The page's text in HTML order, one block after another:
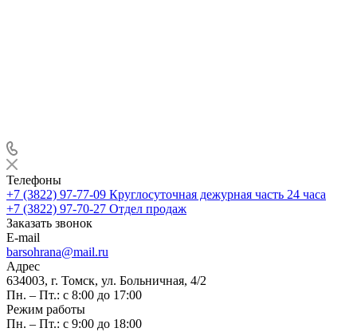
Телефоны
+7 (3822) 97-77-09 Круглосуточная дежурная часть 24 часа
+7 (3822) 97-70-27 Отдел продаж
Заказать звонок
E-mail
barsohrana@mail.ru
Адрес
634003, г. Томск, ул. Больничная, 4/2
Пн. – Пт.: с 8:00 до 17:00
Режим работы
Пн. – Пт.: с 9:00 до 18:00